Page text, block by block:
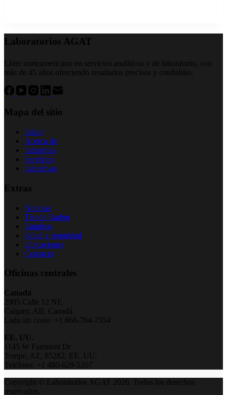
Laboratorios AGAT
Líder norteamericano en servicios analíticos y de laboratorio, con
más de 45 años ofreciendo resultados precisos y confiables.
Mapa del sitio
Inicio
Acerca de
Industrias
Servicios
Iniciativas
Extras
Noticias
Tienda Radon
Empleos
Salud y seguridad
Ubicaciones
Contacto
Oficinas centrales
Canadá
2905 Calle 12 NE
Calgary, AB, Canadá
Lada sin costo: +1 866-764-7554
EE. UU.
1145 W Fairmont Dr
Tempe, AZ, 85282, EE. UU.
Teléfono: +1 480-629-5207
Copyright © Laboratorios AGAT 2026. Todos los derechos
reservados.